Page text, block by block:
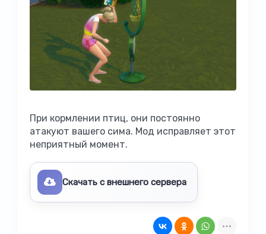
При кормлении птиц, они постоянно
атакуют вашего сима. Мод исправляет этот
неприятный момент.
Скачать с внешнего сервера